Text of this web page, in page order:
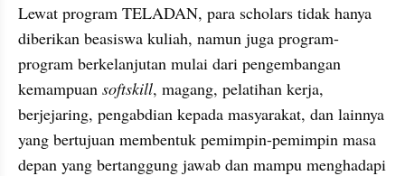
Lewat program TELADAN, para scholars tidak hanya
diberikan beasiswa kuliah, namun juga program-
program berkelanjutan mulai dari pengembangan
kemampuan softskill, magang, pelatihan kerja,
berjejaring, pengabdian kepada masyarakat, dan lainnya
yang bertujuan membentuk pemimpin-pemimpin masa
depan yang bertanggung jawab dan mampu menghadapi